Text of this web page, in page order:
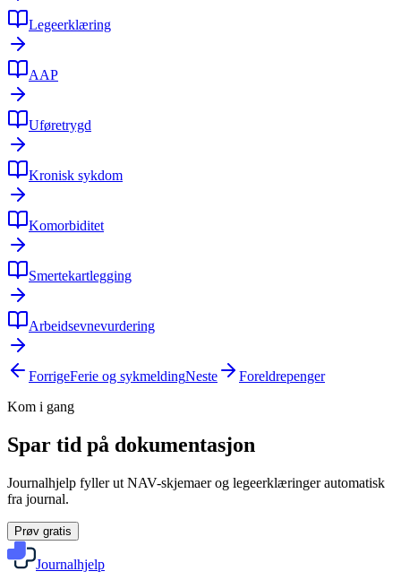
Legeerklæring
AAP
Uføretrygd
Kronisk sykdom
Komorbiditet
Smertekartlegging
Arbeidsevnevurdering
ForrigeFerie og sykmeldingNeste
Foreldrepenger
Kom i gang
Spar tid på dokumentasjon
Journalhjelp fyller ut NAV-skjemaer og legeerklæringer automatisk
fra journal.
Prøv gratis
Journalhjelp